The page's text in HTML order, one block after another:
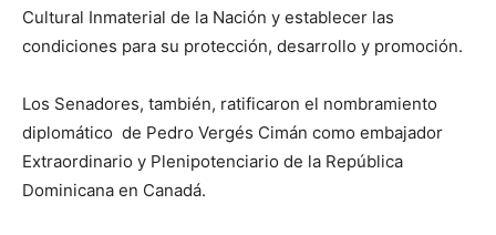
Cultural Inmaterial de la Nación y establecer las
condiciones para su protección, desarrollo y promoción.
Los Senadores, también, ratificaron el nombramiento
diplomático de Pedro Vergés Cimán como embajador
Extraordinario y Plenipotenciario de la República
Dominicana en Canadá.